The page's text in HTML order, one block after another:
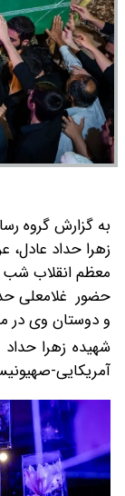
به گزارش گروه
زهرا حداد
حضور غلامعلی
و دوستان وی در
آمریکایی-